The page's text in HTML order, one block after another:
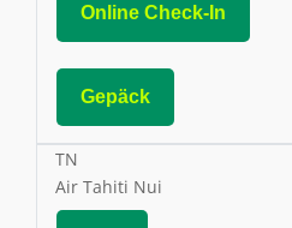
Online Check-In
Gepäck
TN
Air Tahiti Nui